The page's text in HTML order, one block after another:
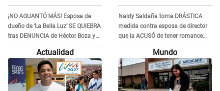
¡NO AGUANTÓ MÁS! Esposa de
dueño de ‘La Bella Luz’ SE QUIEBRA
tras DENUNCIA de Héctor Boza y
ARREMETE contra Claudia Salazar
prevenir acoso en 'La Bella Luz' tras
caso Naldy Saldaña
Naldy Saldaña toma DRÁSTICA
medida contra esposa de director
que la ACUSÓ de tener romance
con él: "Muy triste..."
Actualidad Mundo